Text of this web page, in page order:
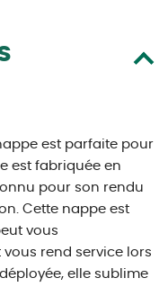
est parfaite pour
est fabriquée en
pour son rendu
Cette nappe est
vous
rend service lors
elle sublime